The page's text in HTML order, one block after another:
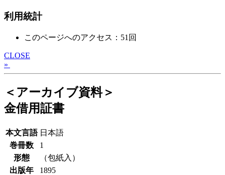
利用統計
このページへのアクセス：51回
CLOSE
»
＜アーカイブ資料＞
金借用証書
本文言語 日本語
巻冊数
1
形態
（包紙入）
出版年
1895